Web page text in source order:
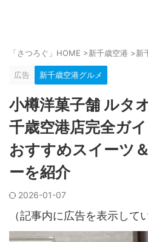
「さつろぐ」HOME >新千歳空港 >新
広告 新千歳空港グルメ
小樽洋菓子舗 ルタ
千歳空港店完全ガ
おすすめスイーツ
ーを紹介
2026-01-07
（記事内に広告を表示して